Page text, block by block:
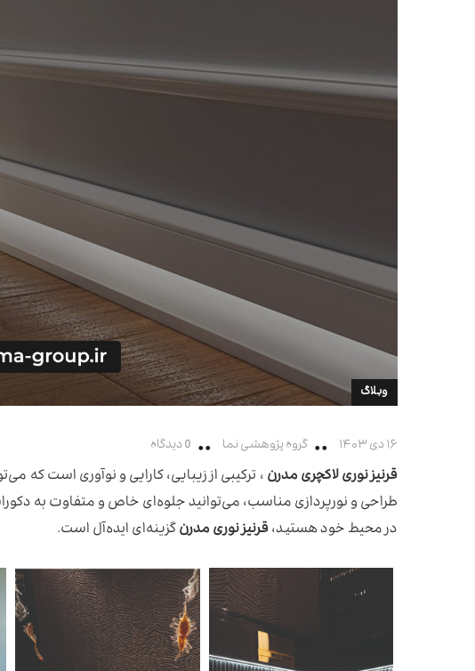
وبلاگ
۱۶ دی ۱۴۰۳ گروه پژوهشی نما 0 دیدگاه
قرنیز نوری لاکچری مدرن، ترکیبی از زیبایی، کارایی و نوآوری است که
طراحی و نورپردازی مناسب، می‌توانید جلوه‌ای خاص و متفاوت به
در محیط خود هستید،قرنیز نوری مدرنگزینه‌ای ایده‌آل است.